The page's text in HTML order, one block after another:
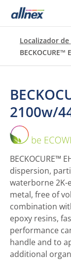
Localizador
BECKOCURE™
2100w/
BECKOCURE™
dispersion,
waterborne 2K-
metal, free of
combination
epoxy resins,
performance
handle and to
additional